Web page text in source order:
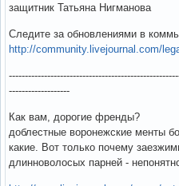
защитник Татьяна Нигманова
Следите за обновлениями в
http://community.livejournal.com/
-------------------
Как вам, дорогие френды?
доблестные воронежские менты
какие. Вот только почему
длинноволосых парней -